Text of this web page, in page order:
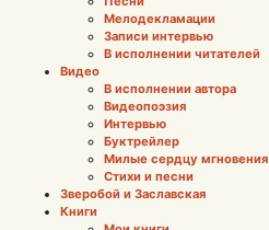
Мелодекламации
Записи интервью
В исполнении читателей
Видео
В исполнении автора
Видеопоэзия
Интервью
Буктрейлер
Милые сердцу мгновения
Стихи и песни
Зверобой и Заславская
Книги